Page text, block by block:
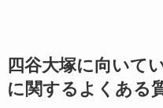
四谷大塚に向いて
に関するよくある